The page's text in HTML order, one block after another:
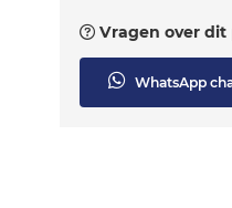
Vragen over dit
WhatsApp